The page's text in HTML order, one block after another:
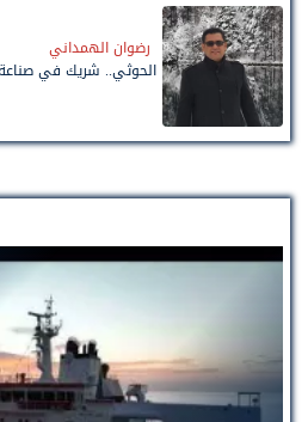
رضوان الهمداني
الحوثي.. شريك في صناعة